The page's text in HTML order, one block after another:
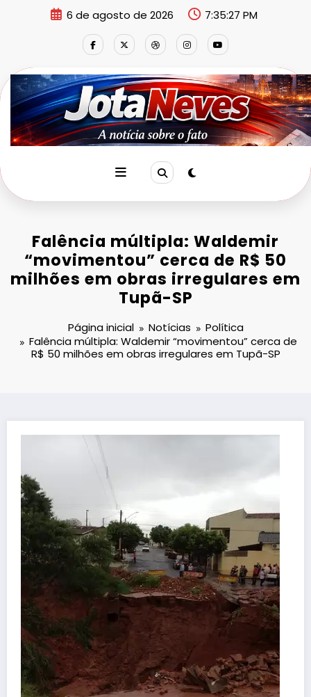
6 de agosto de 2026 7:35:28 PM
Falência múltipla: Waldemir
“movimentou” cerca de R$ 50
milhões em obras irregulares em
Tupã-SP
Página inicial Notícias
Política
Falência múltipla: Waldemir “movimentou” cerca de
R$ 50 milhões em obras irregulares em Tupã-SP